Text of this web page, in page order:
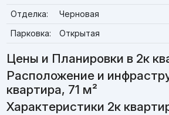
Отделка:
Черновая
Парковка:
Открытая
Цены и Планировки в 2к
Расположение и
квартира, 71 м²
Характеристики 2к